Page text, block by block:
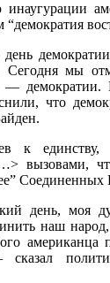
“демократия
Сегодня мы
— демократии.
что
к единству,
вызовами,
Соединенных
день, моя
наш
американца